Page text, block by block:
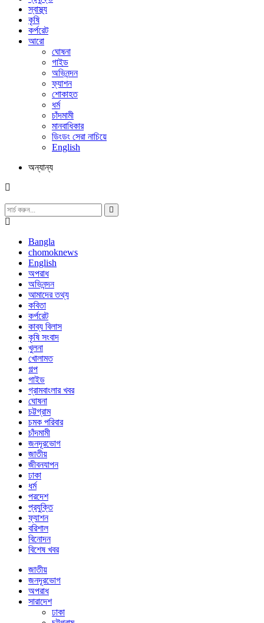
স্বাস্থ্য
কৃষি
কর্পরেট
আরো
ঘোষনা
গাইড
অভিনন্দন
ফ্যাশন
শোকাহত
ধর্ম
চাঁদমামী
মানবাধিকার
ডিংডং সেরা নাচিয়ে
English
অন্যান্য
Bangla
chomoknews
English
অপরাধ
অভিনন্দন
আমাদের তথ্য
কবিতা
কর্পরেট
কাব্য বিলাস
কৃষি সংবাদ
খুলনা
খোলামত
গল্প
গাইড
গ্রামবাংলার খবর
ঘোষনা
চট্টগ্রাম
চমক পরিবার
চাঁদমামী
জনদূরভোগ
জাতীয়
জীবনযাপন
ঢাকা
ধর্ম
পরদেশ
প্রযুক্তি
ফ্যাশন
বরিশাল
বিনোদন
বিশেষ খবর
জাতীয়
জনদূরভোগ
অপরাধ
সারাদেশ
ঢাকা